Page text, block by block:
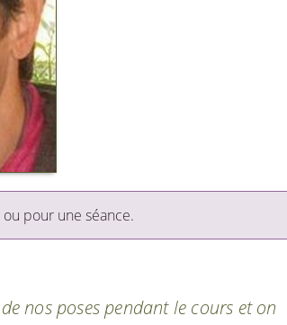
pour une séance.
nos poses pendant le cours et on